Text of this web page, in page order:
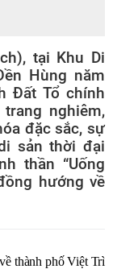
tại Khu Di
Hùng năm
Đất Tổ chính
nghiêm,
đặc sắc, sự
sản thời đại
thần “Uống
hướng về
thành phố Việt Trì